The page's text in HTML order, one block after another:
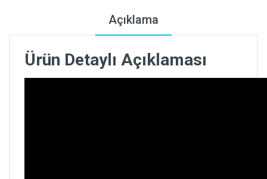
Açıklama
Ürün Detaylı Açıklaması